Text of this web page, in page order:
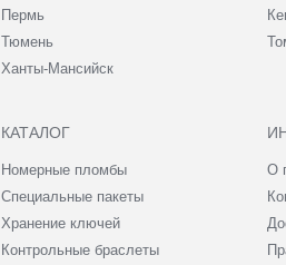
Пермь
Тюмень
Ханты-Мансийск
КАТАЛОГ
Номерные пломбы
Специальные пакеты
Хранение ключей
Контрольные браслеты
О